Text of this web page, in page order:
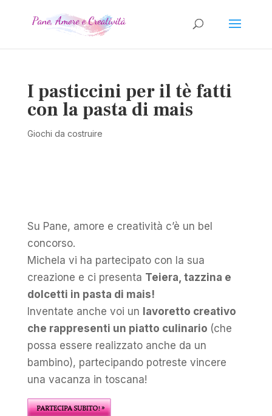
I pasticcini per il tè fatti
con la pasta di mais
Giochi da costruire
Su Pane, amore e creatività c’è un bel
concorso.
Michela vi ha partecipato con la sua
creazione e ci presenta Teiera, tazzina e
dolcetti in pasta di mais!
Inventate anche voi un lavoretto creativo
che rappresenti un piatto culinario (che
possa essere realizzato anche da un
bambino), partecipando potreste vincere
una vacanza in toscana!